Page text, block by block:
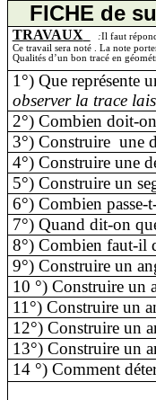
FICHE de
TRAVAUX
:Il faut
Ce travail sera noté .
La note
Qualités d’un bon tracé en
1°) Que représente
observer la trace
2°) Combien doit-
3°) Construire une
4°) Construire une
5°) Construire un
6°) Combien
7°) Quand dit-on
8°) Combien faut-il
9°) Construire un
10 °) Construire un
11°) Construire un
12°) Construire un
13°) Construire un
14 °) Comment